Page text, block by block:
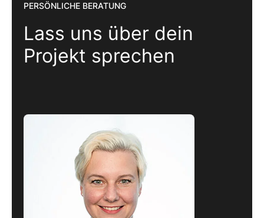
PERSÖNLICHE BERATUNG
Lass uns über dein
Projekt sprechen